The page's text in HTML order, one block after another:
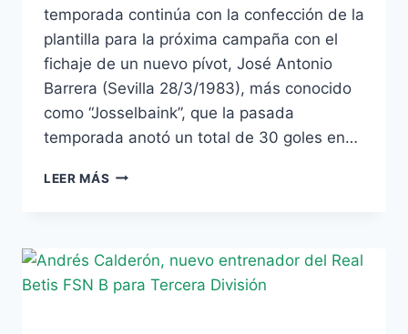
temporada continúa con la confección de la
plantilla para la próxima campaña con el
fichaje de un nuevo pívot, José Antonio
Barrera (Sevilla 28/3/1983), más conocido
como “Josselbaink”, que la pasada
temporada anotó un total de 30 goles en…
LEER MÁS MÁS
BETIS
FSN